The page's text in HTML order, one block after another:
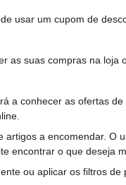
usar um cupom de
as suas compras na loja
a conhecer as ofertas
artigos a encomendar. O
encontrar o que deseja
ou aplicar os filtros de